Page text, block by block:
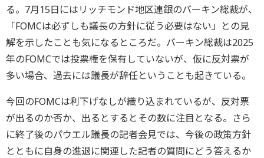
る。7月15日にはリッチモンド地区連銀のバーキン総裁が、
「FOMCは必ずしも議長の方針に従う必要はない」との見
解を示したことも気になるところだ。バーキン総裁は2025
年のFOMCでは投票権を保有していないが、仮に反対票が
多い場合、過去には議長が辞任ということも起きている。
今回のFOMCは利下げなしが織り込まれているが、反対票
が出るのか否か、出るとするとその数に注目となる。さら
に終了後のパウエル議長の記者会見では、今後の政策方針
とともに自身の進退に関連した記者の質問にどう答えるか